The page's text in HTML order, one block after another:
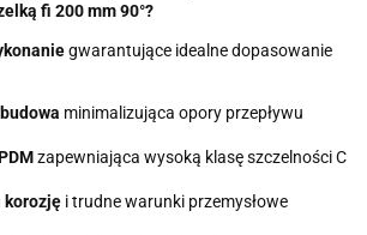
fi 200 mm 90°?
gwarantujące idealne dopasowanie
minimalizująca opory przepływu
zapewniająca wysoką klasę szczelności C
korozję i trudne warunki przemysłowe